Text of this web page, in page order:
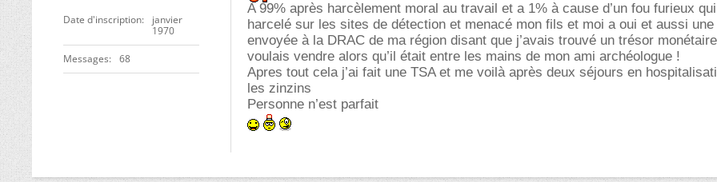
Date d'inscription
janvier
1970
Messages 68
A 99% après harcèlement moral au travail et a 1% à cause d’un fou furieux
harcelé sur les sites de détection et menacé mon fils et moi a oui et aussi
envoyée à la DRAC de ma région disant que j’avais trouvé un trésor
voulais vendre alors qu’il était entre les mains de mon ami archéologue !
Apres tout cela j’ai fait une TSA et me voilà après deux séjours en
les zinzins
Personne n’est parfait